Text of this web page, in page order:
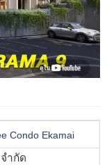
Condo Ekamai
ำกัด